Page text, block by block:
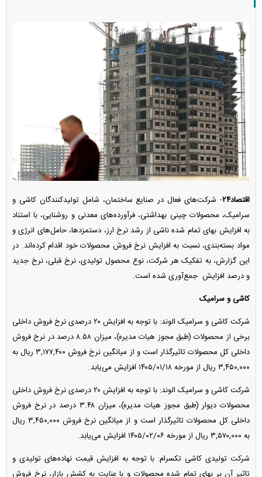
اقتصاد۲۴
- شرکت‌های فعال در صنایع ساختمان، شامل تولیدکنندگان کاشی و
سرامیک، محصولات چینی بهداشتی، فرآورده‌های معدنی و روشنایی، با استناد
به افزایش بهای تمام شده ناشی از رشد نرخ ارز، دستمزدها، حامل‌های انرژی و
مواد بسته‌بندی، نسبت به افزایش نرخ فروش محصولات خود اقدام کرده‌اند. در
این گزارش، به تفکیک هر شرکت، نوع محصول تولیدی، نرخ قبلی، نرخ جدید
و درصد افزایش جمع‌آوری شده است.
کاشی و سرامیک
شرکت کاشی و سرامیک الوند: با توجه به افزایش ۲۰ درصدی نرخ فروش داخلی
برخی از محصولات (طبق مجوز هیات مدیره)، میزان ۸.۵۸ درصد در نرخ فروش
داخلی کل محصولات تاثیرگذار است و از میانگین نرخ فروش ۳,۱۷۷,۴۰۰ ریال به
۳,۴۵۰,۰۰۰ ریال از مورخه ۱۴۰۵/۰۱/۱۸ افزایش می‌یابد.
شرکت کاشی و سرامیک الوند: با توجه به افزایش ۲۰ درصدی نرخ فروش داخلی
محصولات دیوار (طبق مجوز هیات مدیره)، میزان ۳.۴۸ درصد در نرخ فروش
داخلی کل محصولات تاثیرگذار است و از میانگین نرخ فروش ۳,۴۵۰,۰۰۰ ریال
به ۳,۵۷۰,۰۰۰ ریال از مورخه ۱۴۰۵/۰۲/۰۶ افزایش می‌یابد.
شرکت تولیدی کاشی تکسرام: با توجه به افزایش قیمت نهاده‌های تولیدی و
تاثیر آن بر بهای تمام شده محصولات و با عنایت به کشش بازار، نرخ فروش